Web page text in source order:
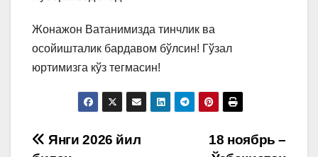
Жонажон Ватанимизда тинчлик ва
осойишталик бардавом бўлсин! Гўзал
юртимизга кўз тегмасин!
Post
18 ноябрь –
Янги 2026 йил